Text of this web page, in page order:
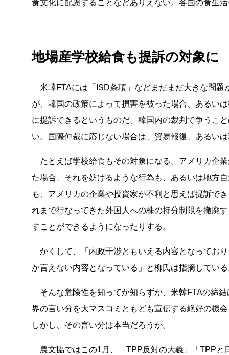
食文化に配慮することなどありえない。各国の食生
地場産学校給食も提訴の対象に
米韓FTAには「ISD条項」などまだまだ大きな問題
が、韓国の政策によって損害を被った場合、あるい
に提訴できるというものだ。韓国内の裁判で争うこ
い。国際仲裁に応じない場合は、貿易報復、あるい
たとえば学校給食もその対象になる。アメリカ企
た場合、それを妨げるような行為も、あるいは地方
も、アメリカの企業や投資家が不利と思えば提訴で
れまで行なってきた外国人への株の持分制限を撤廃
すことができるようになったりする。
かくして、「内政干渉ともいえる内容となってお
か言えない内容となっている」と柳氏は指摘してい
そんな危険性を知ってか知らずか、米韓FTAの締
界の言い分を大マスコミともども宣伝する絶好の機
しかし、その言い分は本当だろうか。
農文協ではこの1月、「TPP反対の大義」「TPPと